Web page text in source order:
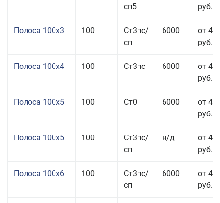
сп5
руб.
Полоса 100x3 100
Ст3пс/
сп
6000
от 46
руб.
Полоса 100x4 100 Ст3пс 6000
от 46
руб.
Полоса 100x5 100 Ст0 6000
от 46
руб.
Полоса 100x5 100
Ст3пс/
сп
н/д
от 46
руб.
Полоса 100x6 100
Ст3пс/
сп
6000
от 46
руб.